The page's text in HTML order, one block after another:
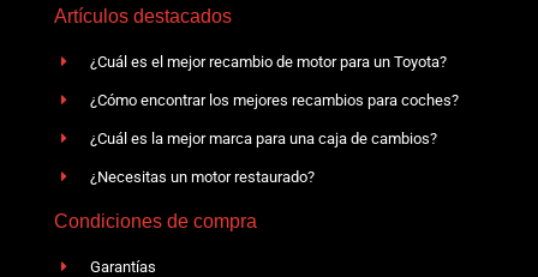
Artículos destacados
¿Cuál es el mejor recambio de motor para un Toyota?
¿Cómo encontrar los mejores recambios para coches?
¿Cuál es la mejor marca para una caja de cambios?
¿Necesitas un motor restaurado?
Condiciones de compra
Garantías